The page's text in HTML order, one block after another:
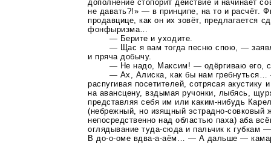
дополнение стопорит действие и начинает
не давать?!» — в принципе, на то и расчёт.
продавцице, как он их зовёт, предлагается
фонфыризма…
— Берите и уходите.
— Щас я вам тогда песню спою, —
и пряча добычу.
— Не надо, Максим! — одёргиваю его,
— Ах, Алиска, как бы нам гребнуться…
распугивая посетителей, сотрясая акустику
на авансцену, вздымая ручонки, лыбясь,
представляя себя им иликаким-нибудь
(небрежный, но изящный эстрадно-совковый
непосредственно над областью паха) аба
оглядываниетуда-сюдаи пальчик к губкам
В до-о-оме вдва-а-аём… — А дальше —